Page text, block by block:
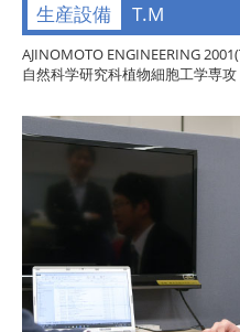
生産設備 T.M
AJINOMOTO ENGINEERING
自然科学研究科植物細胞工学専攻